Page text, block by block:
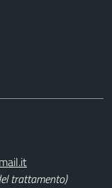
trattamento)